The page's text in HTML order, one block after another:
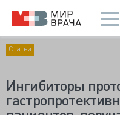
Статьи
Ингибиторы